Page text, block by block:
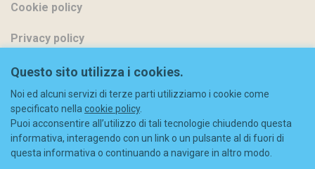
Cookie policy
Privacy policy
Metodi di pagamento
Spedizioni
Diritto di recesso
Codice sconto
Questo sito utilizza i cookies.
Noi ed alcuni servizi di terze parti utilizziamo i cookie come
specificato nella cookie policy.
Puoi acconsentire all’utilizzo di tali tecnologie chiudendo questa
informativa, interagendo con un link o un pulsante al di fuori di
questa informativa o continuando a navigare in altro modo.